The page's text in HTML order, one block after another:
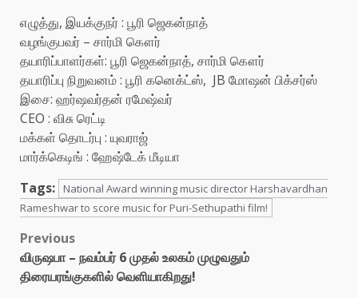
எழுத்து, இயக்குநர் : பூரி ஜெகன்நாத்
வழங்குபவர் – சார்மி கௌர்
தயாரிப்பாளர்கள்: பூரி ஜெகன்நாத், சார்மி கௌர்
தயாரிப்பு நிறுவனம் : பூரி கனெக்ட்ஸ், JB மோஷன் பிக்சர்ஸ்
இசை: ஹர்ஷவர்தன் ரமேஷ்வர்
CEO : விசு ரெட்டி
மக்கள் தொடர்பு : யுவராஜ்
மார்க்கெடிங் : ஹேஷ்டேக் மீடியா
Tags:
National Award winning music director Harshavardhan
Rameshwar to score music for Puri-Sethupathi film!
Post
navigation
Previous
விருஷபா – நவம்பர் 6 முதல் உலகம் முழுவதும்
திரையரங்குகளில் வெளியாகிறது!